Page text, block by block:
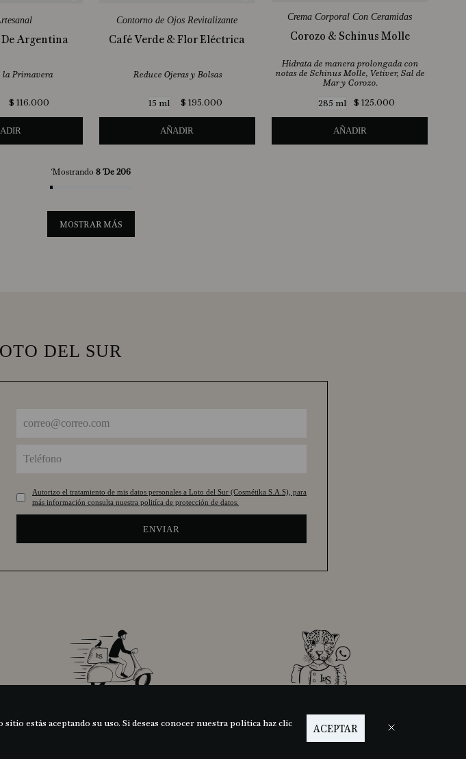
Argentina
la Primavera
$ 116.000
Contorno de Ojos Revitalizante
Café Verde & Flor Eléctrica
Reduce Ojeras y Bolsas
15 ml $ 195.000
AÑADIR
Crema Corporal Con Ceramidas
Corozo & Schinus Molle
Hidrata de manera prolongada con
notas de Schinus Molle, Vetiver, Sal de
Mar y Corozo.
285 ml
$ 125.000
AÑADIR
Mostrando 8 De 206
MOSTRAR MÁS
DEL SUR
Autorizo el tratamiento de mis datos personales a Loto del Sur (Cosmétika S.A.S), para
más información consulta nuestra politíca de protección de datos.
ENVIAR
PERSONAL SHOPPER
ACEPTAR
estás aceptando su uso. Si deseas conocer nuestra política haz clic